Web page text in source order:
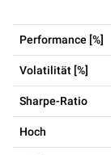
Performance [%]
Volatilität [%]
Sharpe-Ratio
Hoch